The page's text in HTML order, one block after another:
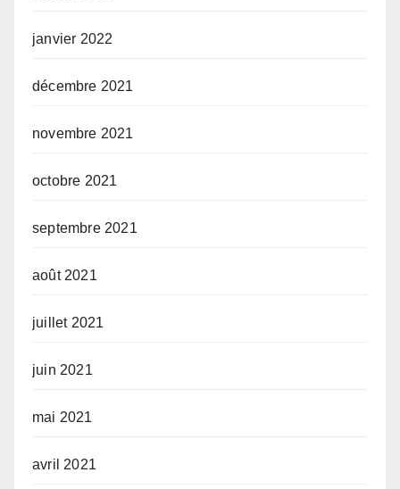
janvier 2022
décembre 2021
novembre 2021
octobre 2021
septembre 2021
août 2021
juillet 2021
juin 2021
mai 2021
avril 2021